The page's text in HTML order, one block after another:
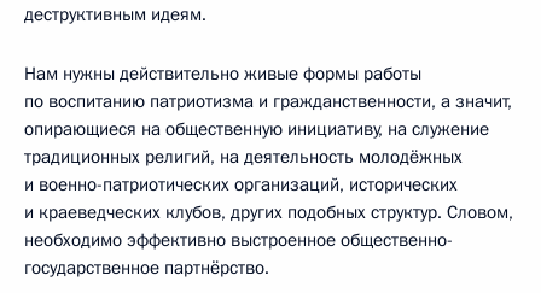
деструктивным идеям.
Нам нужны действительно живые формы работы
по воспитанию патриотизма и гражданственности, а значит,
опирающиеся на общественную инициативу, на служение
традиционных религий, на деятельность молодёжных
и военно-патриотических организаций, исторических
и краеведческих клубов, других подобных структур. Словом,
необходимо эффективно выстроенное общественно-
государственное партнёрство.